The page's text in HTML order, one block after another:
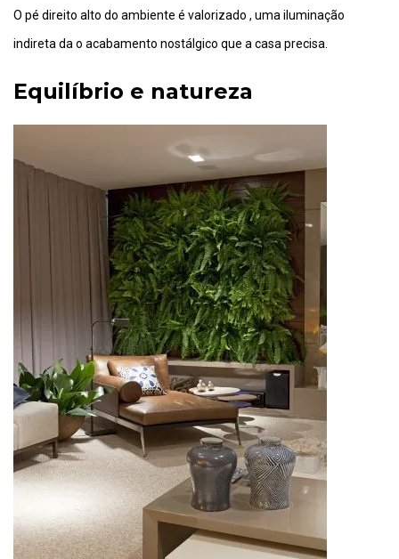
O pé direito alto do ambiente é valorizado , uma iluminação
indireta da o acabamento nostálgico que a casa precisa.
Equilíbrio e natureza